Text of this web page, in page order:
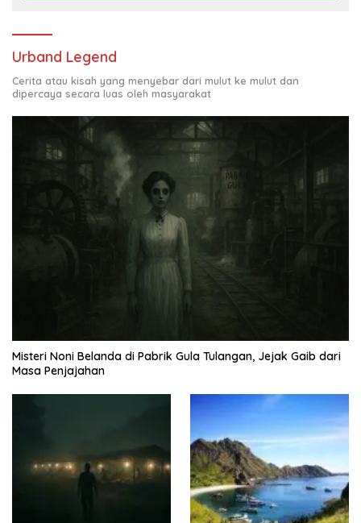
Urband Legend
Cerita atau kisah yang menyebar dari mulut ke mulut dan
dipercaya secara luas oleh masyarakat
Misteri Noni Belanda di Pabrik Gula Tulangan, Jejak Gaib dari
Masa Penjajahan